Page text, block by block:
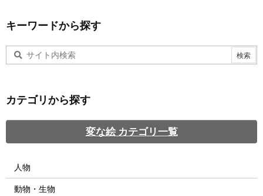
キーワードから探す
カテゴリから探す
変な絵 カテゴリ一覧
人物
動物・生物